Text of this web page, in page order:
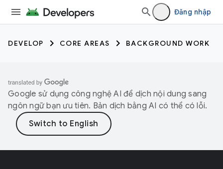
Đăng nhập
DEVELOP CORE AREAS BACKGROUND WORK
Google sử dụng công nghệ AI để dịch nội dung sang
ngôn ngữ bạn ưu tiên. Bản dịch bằng AI có thể có lỗi.